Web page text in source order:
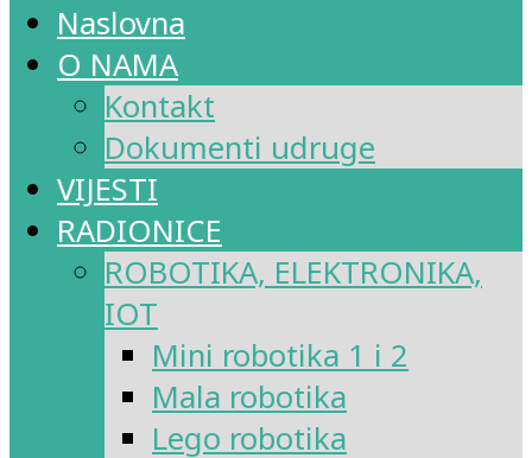
Naslovna
O NAMA
Kontakt
Dokumenti udruge
VIJESTI
RADIONICE
ROBOTIKA, ELEKTRONIKA,
IOT
Mini robotika 1 i 2
Mala robotika
Lego robotika